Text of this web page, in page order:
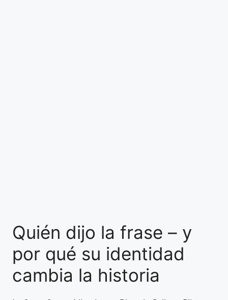
Quién dijo la frase – y
por qué su identidad
cambia la historia